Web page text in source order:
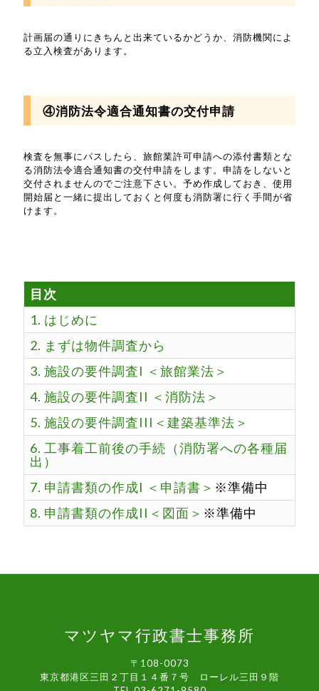
計画届の通りにきちんと出来ているかどうか、消防機関によ
る立入検査があります。
④消防法令適合通知書の交付申請
検査を無事にパスしたら、旅館業許可申請への添付書類とな
る消防法令適合通知書の交付申請をします。申請をしないと
交付されませんのでご注意下さい。予め作成しておき、使用
開始届と一緒に提出しておくと何度も消防署に行く手間が省
けます。
目次
1. はじめに
2. まずは物件調査から
3. 施設の要件調査I ＜旅館業法＞
4. 施設の要件調査II ＜消防法＞
5. 施設の要件調査III＜建築基準法＞
6. 工事着工前後の手続（消防署への各種届
出）
7. 申請書類の作成I ＜申請書＞ ※準備中
8. 申請書類の作成II＜図面＞ ※準備中
マツヤマ行政書士事務所
〒108-0073
東京都港区三田２丁目１４番７号 ローレル三田９階